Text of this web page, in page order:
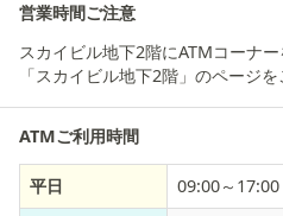
営業時間ご注意
スカイビル地下2階にATMコーナ
「スカイビル地下2階」のページを
ATMご利用時間
平日
09:00～17:00